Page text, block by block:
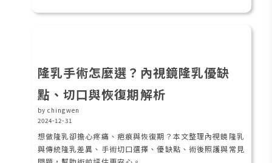
隆乳手術怎麼選？內視鏡隆乳優缺
點、切口與恢復期解析
by chingwen
2024-12-31
想做隆乳卻擔心疼痛、疤痕與恢復期？本文整理內視鏡隆乳
與傳統隆乳差異、手術切口選擇、優缺點、術後照護與常見